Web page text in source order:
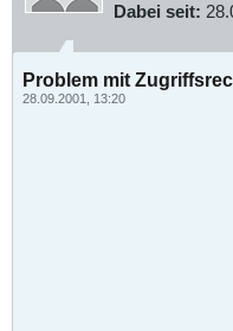
Dabei seit:
Problem mit
28.09.2001, 13:20